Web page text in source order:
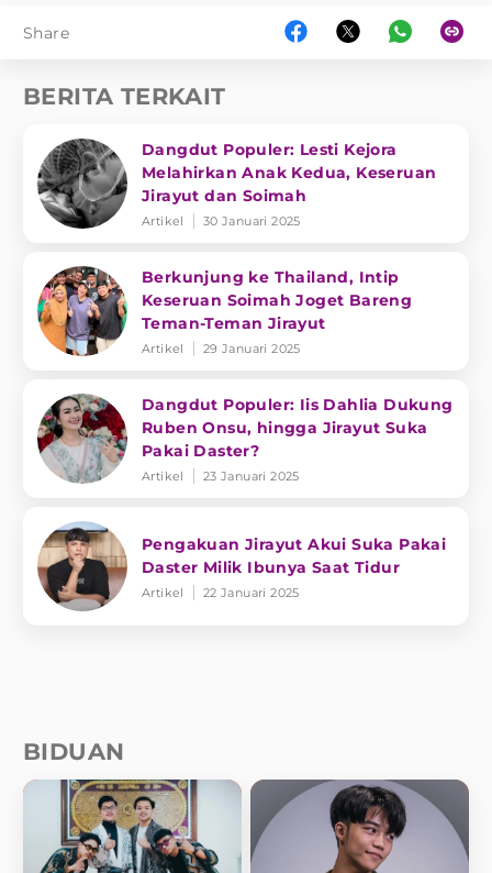
Share
BERITA TERKAIT
Dangdut Populer: Lesti Kejora
Melahirkan Anak Kedua, Keseruan
Jirayut dan Soimah
Artikel 30 Januari 2025
Berkunjung ke Thailand, Intip
Keseruan Soimah Joget Bareng
Teman-Teman Jirayut
Artikel 29 Januari 2025
Dangdut Populer: Iis Dahlia Dukung
Ruben Onsu, hingga Jirayut Suka
Pakai Daster?
Artikel 23 Januari 2025
Pengakuan Jirayut Akui Suka Pakai
Daster Milik Ibunya Saat Tidur
Artikel 22 Januari 2025
BIDUAN